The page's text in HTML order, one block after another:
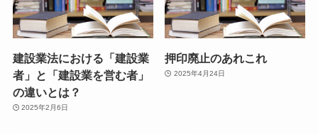
建設業法における「建設業
者」と「建設業を営む者」
の違いとは？
2025年2月6日
押印廃止のあれこれ
2025年4月24日